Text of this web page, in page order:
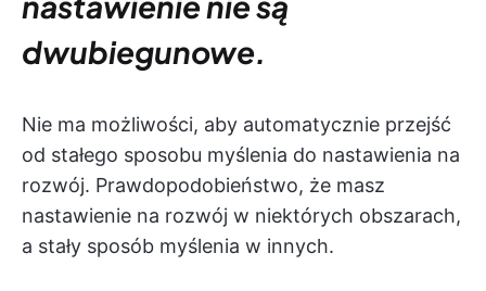
dwubiegunowe.
Nie ma możliwości, aby automatycznie przejść
od stałego sposobu myślenia do nastawienia na
rozwój. Prawdopodobieństwo, że masz
nastawienie na rozwój w niektórych obszarach,
a stały sposób myślenia w innych.